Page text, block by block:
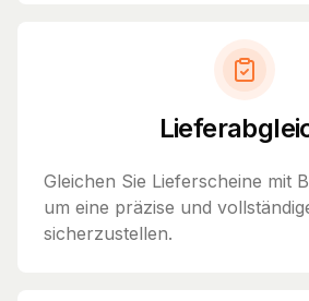
Gleichen Sie Lieferscheine mit
um eine präzise und
sicherzustellen.